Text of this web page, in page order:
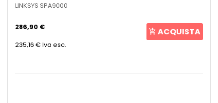
LINKSYS SPA9000
286,90 €
235,16 € Iva esc.
ACQUISTA